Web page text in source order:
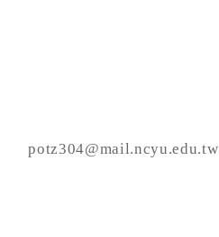
potz304@mail.ncyu.edu.tw